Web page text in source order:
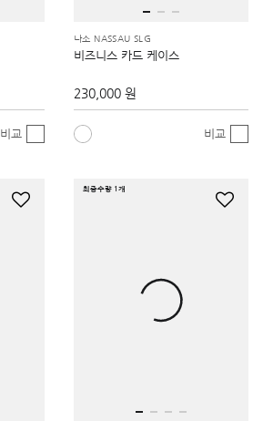
비교
나소 NASSAU SLG
비즈니스 카드 케이스
230,000 원
비교
최종수량 1개